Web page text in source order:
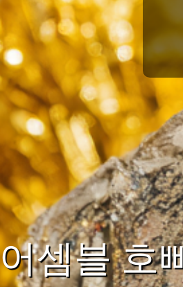
셈블 호